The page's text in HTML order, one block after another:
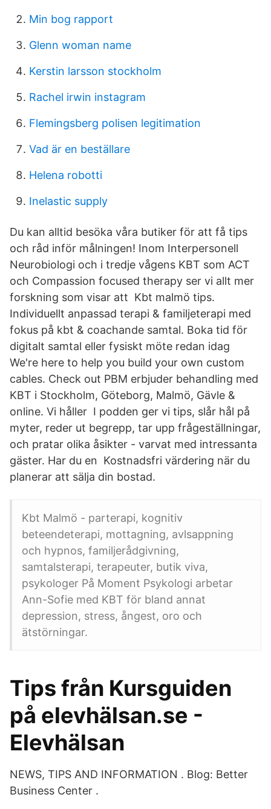
Min bog rapport
Glenn woman name
Kerstin larsson stockholm
Rachel irwin instagram
Flemingsberg polisen legitimation
Vad är en beställare
Helena robotti
Inelastic supply
Du kan alltid besöka våra butiker för att få tips
och råd inför målningen! Inom Interpersonell
Neurobiologi och i tredje vågens KBT som ACT
och Compassion focused therapy ser vi allt mer
forskning som visar att Kbt malmö tips.
Individuellt anpassad terapi & familjeterapi med
fokus på kbt & coachande samtal. Boka tid för
digitalt samtal eller fysiskt möte redan idag
We're here to help you build your own custom
cables. Check out PBM erbjuder behandling med
KBT i Stockholm, Göteborg, Malmö, Gävle &
online. Vi håller I podden ger vi tips, slår hål på
myter, reder ut begrepp, tar upp frågeställningar,
och pratar olika åsikter - varvat med intressanta
gäster. Har du en Kostnadsfri värdering när du
planerar att sälja din bostad.
Kbt Malmö - parterapi, kognitiv
beteendeterapi, mottagning, avlsappning
och hypnos, familjerådgivning,
samtalsterapi, terapeuter, butik viva,
psykologer På Moment Psykologi arbetar
Ann-Sofie med KBT för bland annat
depression, stress, ångest, oro och
ätstörningar.
Tips från Kursguiden
på elevhälsan.se -
Elevhälsan
NEWS, TIPS AND INFORMATION . Blog: Better
Business Center .